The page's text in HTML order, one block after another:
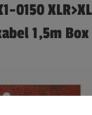
0150
1,5m